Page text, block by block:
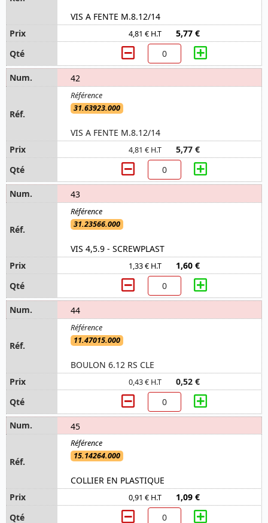
VIS A FENTE M.8.12/14
4,81 € H.T 5,77 €
42
31.63923.000
VIS A FENTE M.8.12/14
4,81 € H.T 5,77 €
43
31.23566.000
VIS 4,5.9 - SCREWPLAST
1,33 € H.T 1,60 €
44
11.47015.000
BOULON 6.12 RS CLE
0,43 € H.T 0,52 €
45
15.14264.000
COLLIER EN PLASTIQUE
0,91 € H.T 1,09 €